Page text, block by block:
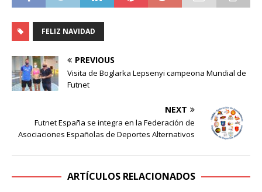
FELIZ NAVIDAD
PREVIOUS
Visita de Boglarka Lepsenyi campeona Mundial de
Futnet
NEXT
Futnet España se integra en la Federación de
Asociaciones Españolas de Deportes Alternativos
ARTÍCULOS RELACIONADOS